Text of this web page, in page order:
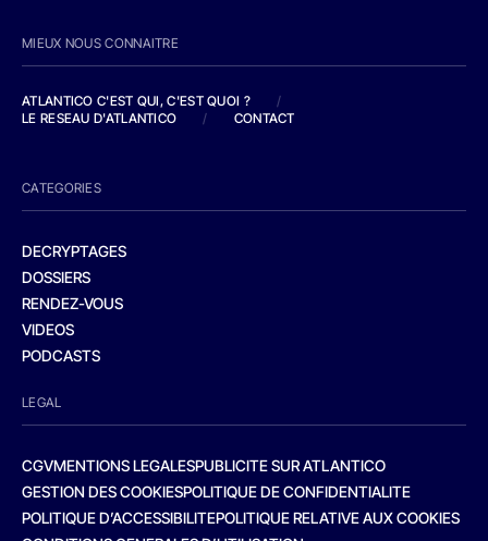
MIEUX NOUS CONNAITRE
ATLANTICO C'EST QUI, C'EST QUOI ?
/
LE RESEAU D'ATLANTICO
/ CONTACT
CATEGORIES
DECRYPTAGES
DOSSIERS
RENDEZ-VOUS
VIDEOS
PODCASTS
LEGAL
CGVMENTIONS LEGALESPUBLICITE SUR ATLANTICO
GESTION DES COOKIESPOLITIQUE DE CONFIDENTIALITE
POLITIQUE D’ACCESSIBILITEPOLITIQUE RELATIVE AUX COOKIES